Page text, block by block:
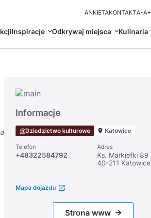
ANKIETAKONTAKTA-A+
Inspiracje
Certyfikaty POT
Odkrywaj miejsca Kulinaria
Restauracje Michelin
Svenska
Informacje
Dziedzictwo kulturowe Katowice
Telefon
+48322584792
Adres
Ks. Markiefki 89
40-211 Katowice
Mapa dojazdu
Strona www